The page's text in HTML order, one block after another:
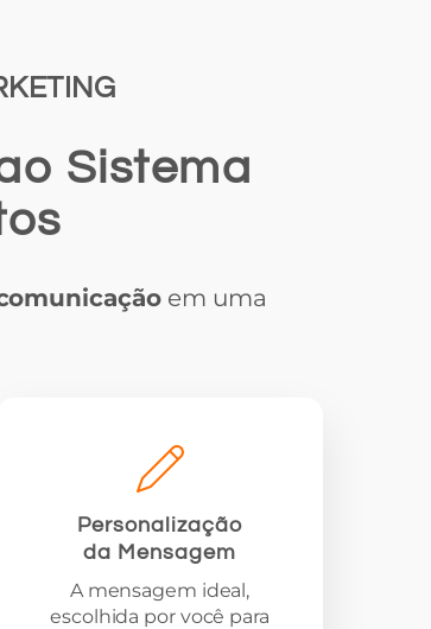
Sistema
em uma
Personalização
da Mensagem
A mensagem ideal,
escolhida por você para